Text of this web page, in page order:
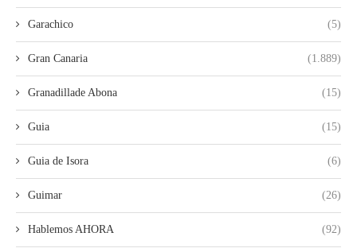
Garachico (5)
Gran Canaria (1.889)
Granadillade Abona (15)
Guia (15)
Guia de Isora (6)
Guimar (26)
Hablemos AHORA (92)